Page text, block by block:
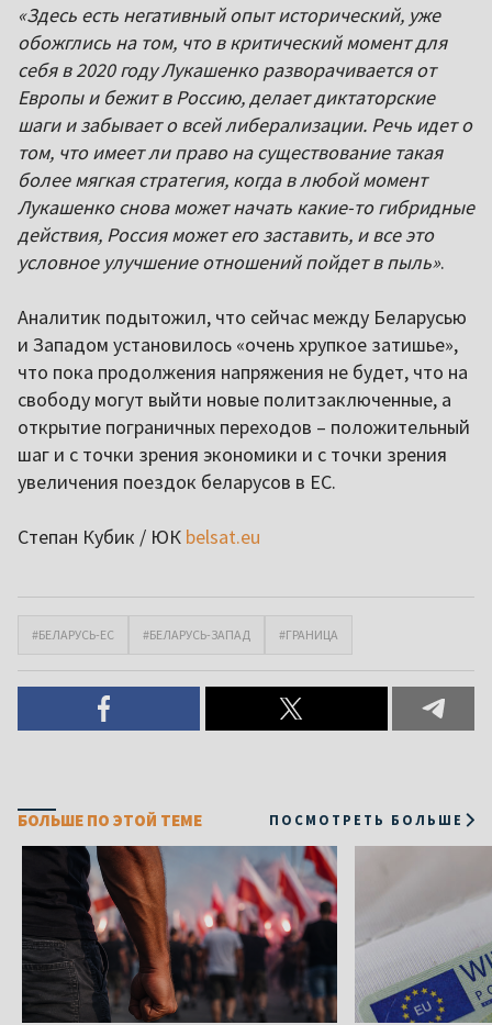
«Здесь есть негативный опыт исторический, уже
обожглись на том, что в критический момент для
себя в 2020 году Лукашенко разворачивается от
Европы и бежит в Россию, делает диктаторские
шаги и забывает о всей либерализации. Речь идет о
том, что имеет ли право на существование такая
более мягкая стратегия, когда в любой момент
Лукашенко снова может начать какие-то гибридные
действия, Россия может его заставить, и все это
условное улучшение отношений пойдет в пыль».
Аналитик подытожил, что сейчас между Беларусью
и Западом установилось «очень хрупкое затишье»,
что пока продолжения напряжения не будет, что на
свободу могут выйти новые политзаключенные, а
открытие пограничных переходов – положительный
шаг и с точки зрения экономики и с точки зрения
увеличения поездок беларусов в ЕС.
Степан Кубик / ЮК belsat.eu
#БЕЛАРУСЬ-ЕС #БЕЛАРУСЬ-ЗАПАД #ГРАНИЦА
БОЛЬШЕ ПО ЭТОЙ ТЕМЕ ПОСМОТРЕТЬ БОЛЬШЕ